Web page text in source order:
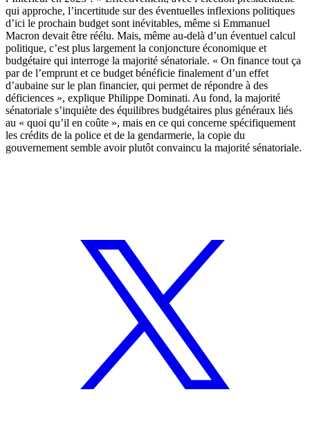
qui approche, l’incertitude sur des éventuelles inflexions politiques
d’ici le prochain budget sont inévitables, même si Emmanuel
Macron devait être réélu. Mais, même au-delà d’un éventuel calcul
politique, c’est plus largement la conjoncture économique et
budgétaire qui interroge la majorité sénatoriale. « On finance tout ça
par de l’emprunt et ce budget bénéficie finalement d’un effet
d’aubaine sur le plan financier, qui permet de répondre à des
déficiences », explique Philippe Dominati. Au fond, la majorité
sénatoriale s’inquiète des équilibres budgétaires plus généraux liés
au « quoi qu’il en coûte », mais en ce qui concerne spécifiquement
les crédits de la police et de la gendarmerie, la copie du
gouvernement semble avoir plutôt convaincu la majorité sénatoriale.